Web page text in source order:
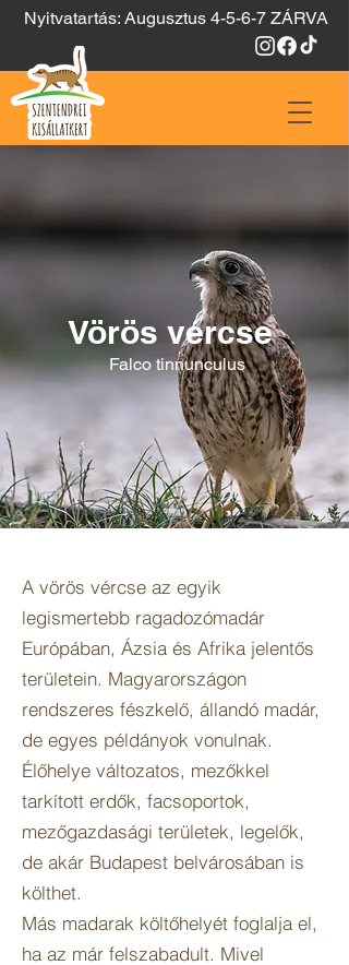
Nyitvatartás: Augusztus 4-5-6-7 ZÁRVA
Vörös vércse
Falco tinnunculus
A vörös vércse az egyik
legismertebb ragadozómadár
Európában, Ázsia és Afrika jelentős
területein. Magyarországon
rendszeres fészkelő, állandó madár,
de egyes példányok vonulnak.
Élőhelye változatos, mezőkkel
tarkított erdők, facsoportok,
mezőgazdasági területek, legelők,
de akár Budapest belvárosában is
költhet.
Más madarak költőhelyét foglalja el,
ha az már felszabadult. Mivel